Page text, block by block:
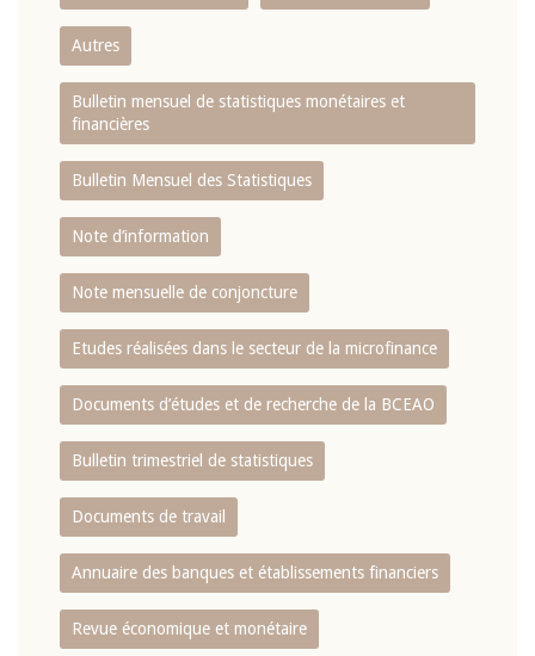
Autres
Bulletin mensuel de statistiques monétaires et
financières
Bulletin Mensuel des Statistiques
Note d’information
Note mensuelle de conjoncture
Etudes réalisées dans le secteur de la microfinance
Documents d’études et de recherche de la BCEAO
Bulletin trimestriel de statistiques
Documents de travail
Annuaire des banques et établissements financiers
Revue économique et monétaire